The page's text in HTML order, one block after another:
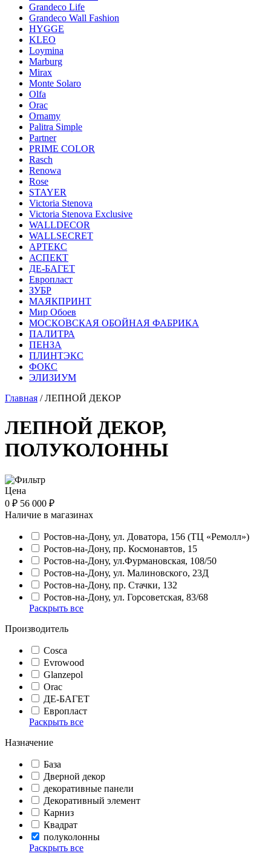
Grandeco Life
Grandeco Wall Fashion
HYGGE
KLEO
Loymina
Marburg
Mirax
Monte Solaro
Olfa
Orac
Ornamy
Palitra Simple
Partner
PRIME COLOR
Rasch
Renowa
Rose
STAYER
Victoria Stenova
Victoria Stenova Exclusive
WALLDECOR
WALLSECRET
АРТЕКС
АСПЕКТ
ДЕ-БАГЕТ
Европласт
ЗУБР
МАЯКПРИНТ
Мир Обоев
МОСКОВСКАЯ ОБОЙНАЯ ФАБРИКА
ПАЛИТРА
ПЕНЗА
ПЛИНТЭКС
ФОКС
ЭЛИЗИУМ
Главная / ЛЕПНОЙ ДЕКОР
ЛЕПНОЙ ДЕКОР,
ПОЛУКОЛОННЫ
Цена
0 ₽ 56 000 ₽
Наличие в магазинах
Ростов-на-Дону, ул. Доватора, 156 (ТЦ «Ремолл»)
Ростов-на-Дону, пр. Космонавтов, 15
Ростов-на-Дону, ул.Фурмановская, 108/50
Ростов-на-Дону, ул. Малиновского, 23Д
Ростов-на-Дону, пр. Стачки, 132
Ростов-на-Дону, ул. Горсоветская, 83/68
Раскрыть все
Производитель
Cosca
Evrowood
Glanzepol
Orac
ДЕ-БАГЕТ
Европласт
Раскрыть все
Назначение
База
Дверной декор
декоративные панели
Декоративный элемент
Карниз
Квадрат
полуколонны
Раскрыть все